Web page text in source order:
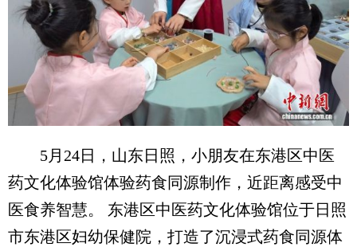
5月24日，山东日照，小朋友在东港区中医
药文化体验馆体验药食同源制作，近距离感受中
医食养智慧。 东港区中医药文化体验馆位于日照
市东港区妇幼保健院，打造了沉浸式药食同源体